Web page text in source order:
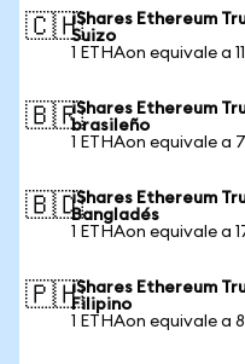
🇨🇭iShares Ethereum
Suizo
1 ETHAon equivale a
🇧🇷iShares Ethereum
brasileño
1 ETHAon equivale a
🇧🇩iShares Ethereum
Bangladés
1 ETHAon equivale a
🇵🇭iShares Ethereum
Filipino
1 ETHAon equivale a